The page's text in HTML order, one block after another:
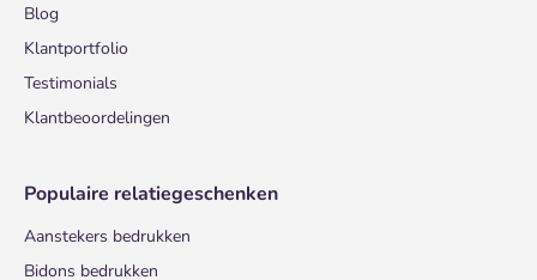
Blog
Klantportfolio
Testimonials
Klantbeoordelingen
Populaire relatiegeschenken
Aanstekers bedrukken
Bidons bedrukken